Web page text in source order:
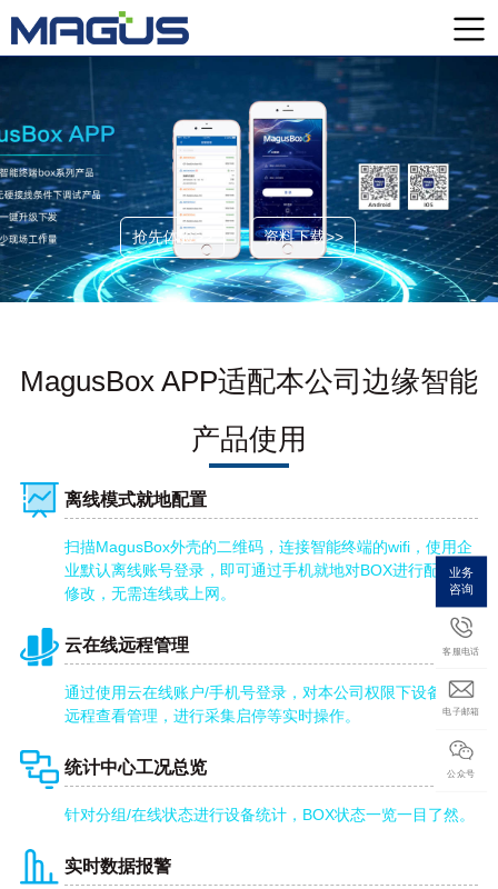
抢先体验>> 资料下载>>
MagusBox APP适配本公司边缘智能
产品使用
离线模式就地配置
扫描MagusBox外壳的二维码，连接智能终端的wifi，使用企
业默认离线账号登录，即可通过手机就地对BOX进行配置及
修改，无需连线或上网。
云在线远程管理
通过使用云在线账户/手机号登录，对本公司权限下设备进行
远程查看管理，进行采集启停等实时操作。
统计中心工况总览
针对分组/在线状态进行设备统计，BOX状态一览一目了然。
实时数据报警
业务
咨询
客服电话
电子邮箱
公众号